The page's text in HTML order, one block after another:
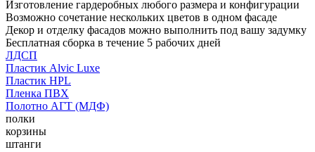
Изготовление гардеробных любого размера и конфигурации
Возможно сочетание нескольких цветов в одном фасаде
Декор и отделку фасадов можно выполнить под вашу задумку
Бесплатная сборка в течение 5 рабочих дней
ЛДСП
Пластик Alvic Luxe
Пластик HPL
Пленка ПВХ
Полотно АГТ (МДФ)
полки
корзины
штанги